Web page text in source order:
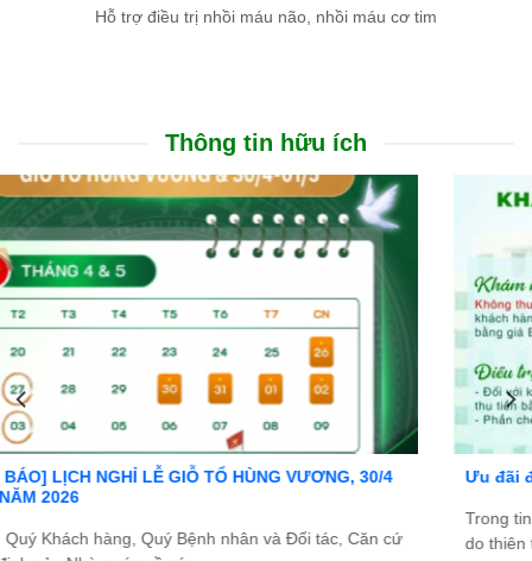
Hỗ trợ điều trị nhồi máu não, nhồi máu cơ tim
Thông tin hữu ích
Ưu đãi đặc biệt: Khám chữa bệnh áp dụng BHYT
Trong tinh thần đồng hành cùng người dân vượt qua khó khăn
do thiên tai lũ lụt, Bệnh viện Bình Dân ...